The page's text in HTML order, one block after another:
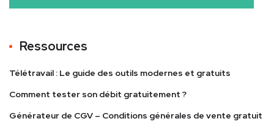
Ressources
Télétravail : Le guide des outils modernes et gratuits
Comment tester son débit gratuitement ?
Générateur de CGV – Conditions générales de vente gratuit